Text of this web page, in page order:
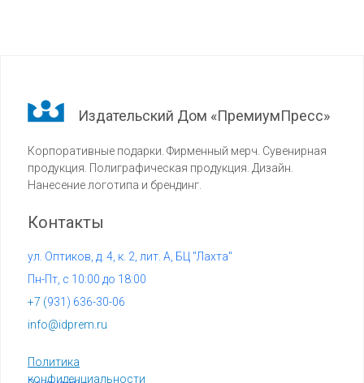
Издательский Дом «ПремиумПресс»
Корпоративные подарки. Фирменный мерч. Сувенирная
продукция. Полиграфическая продукция. Дизайн.
Нанесение логотипа и брендинг.
info@idprem.ru
Контакты
Политика
конфиденциальности
+7 (931) 636-30-06
ул. Оптиков, д. 4, к. 2, лит. А, БЦ "Лахта"
Пн-Пт, с 10:00 до 18:00